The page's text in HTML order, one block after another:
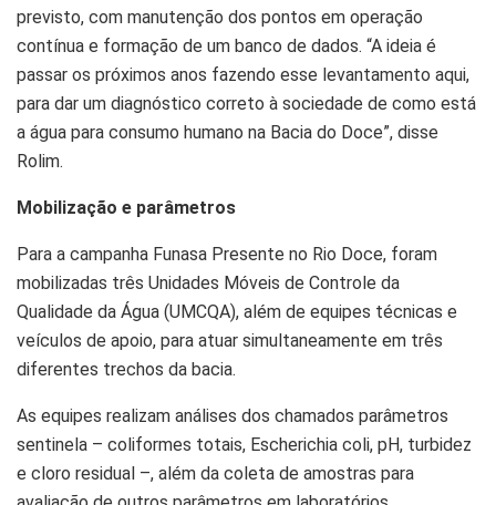
previsto, com manutenção dos pontos em operação
contínua e formação de um banco de dados. “A ideia é
passar os próximos anos fazendo esse levantamento aqui,
para dar um diagnóstico correto à sociedade de como está
a água para consumo humano na Bacia do Doce”, disse
Rolim.
Mobilização e parâmetros
Para a campanha Funasa Presente no Rio Doce, foram
mobilizadas três Unidades Móveis de Controle da
Qualidade da Água (UMCQA), além de equipes técnicas e
veículos de apoio, para atuar simultaneamente em três
diferentes trechos da bacia.
As equipes realizam análises dos chamados parâmetros
sentinela – coliformes totais, Escherichia coli, pH, turbidez
e cloro residual –, além da coleta de amostras para